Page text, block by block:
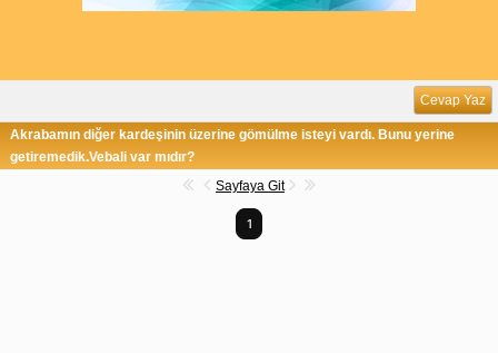
Cevap Yaz
Akrabamın diğer kardeşinin üzerine gömülme isteyi vardı. Bunu yerine
getiremedik.Vebali var mıdır?
Sayfaya Git
1